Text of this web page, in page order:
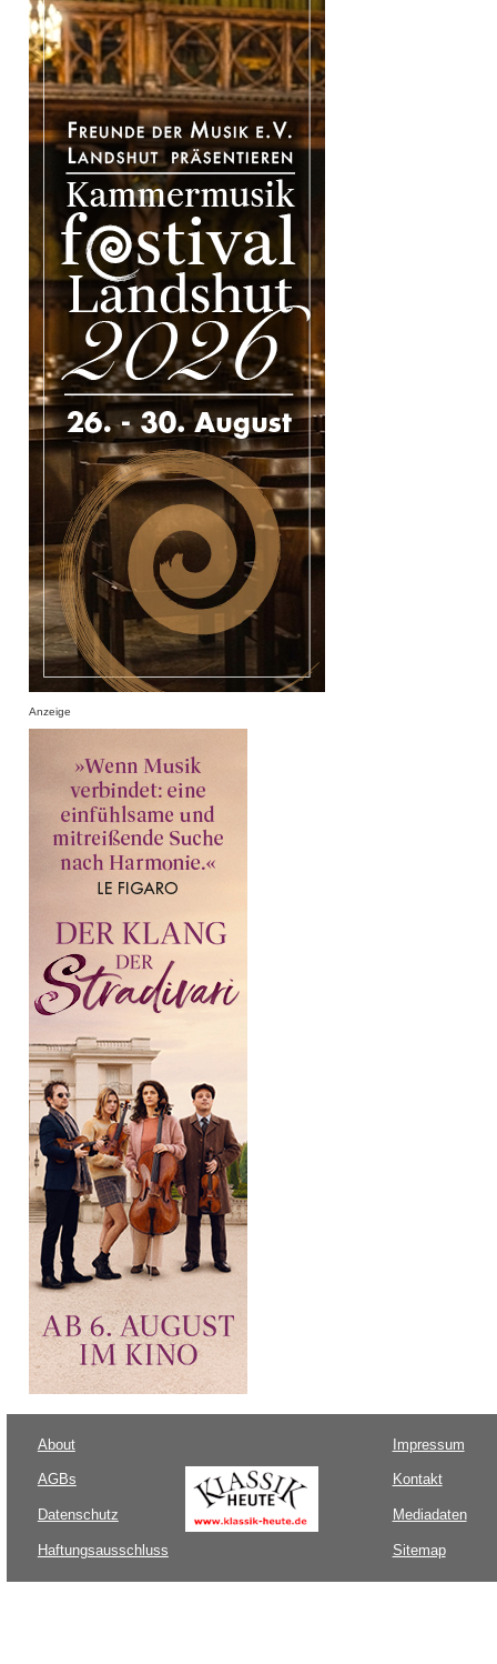
Anzeige
About
AGBs
Datenschutz
Haftungsausschluss
Impressum
Kontakt
Mediadaten
Sitemap